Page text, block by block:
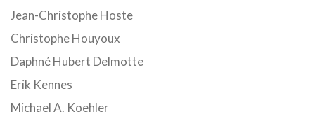
Jean-Christophe Hoste
Christophe Houyoux
Daphné Hubert Delmotte
Erik Kennes
Michael A. Koehler